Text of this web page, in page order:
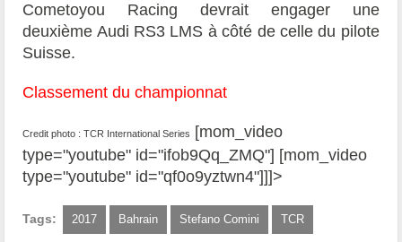
Cometoyou Racing devrait engager une
deuxième Audi RS3 LMS à côté de celle du pilote
Suisse.
Classement du championnat
Credit photo : TCR International Series
[mom_video
type="youtube" id="ifob9Qq_ZMQ"] [mom_video
type="youtube" id="qf0o9yztwn4"]]]>
Tags: 2017 Bahrain Stefano Comini TCR